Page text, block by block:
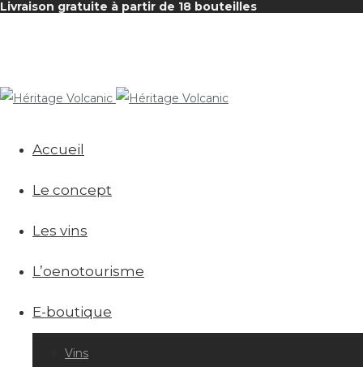
Livraison gratuite à partir de 18 bouteilles
Accueil
Le concept
Les vins
L’oenotourisme
E-boutique
Vins